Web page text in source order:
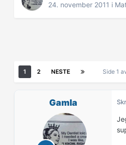
24. november 2011 i
1 2 NESTE Side 1
Gamla